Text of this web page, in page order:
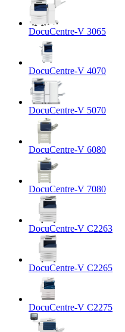
DocuCentre-V 3065
DocuCentre-V 4070
DocuCentre-V 5070
DocuCentre-V 6080
DocuCentre-V 7080
DocuCentre-V C2263
DocuCentre-V C2265
DocuCentre-V C2275